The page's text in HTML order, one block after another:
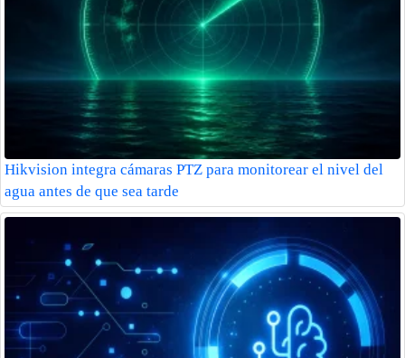
Hikvision integra cámaras PTZ para monitorear el nivel del
agua antes de que sea tarde